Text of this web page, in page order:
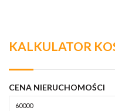
KALKULATOR
CENA NIERUCHOMOŚCI